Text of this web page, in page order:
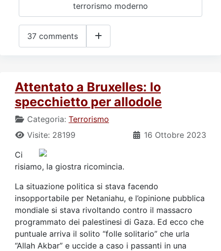
terrorismo moderno
37 comments
Attentato a Bruxelles: lo
specchietto per allodole
Categoria: Terrorismo
16 Ottobre 2023
Visite: 28199
Ci
risiamo, la giostra ricomincia.
La situazione politica si stava facendo
insopportabile per Netaniahu, e l’opinione pubblica
mondiale si stava rivoltando contro il massacro
programmato dei palestinesi di Gaza. Ed ecco che
puntuale arriva il solito “folle solitario” che urla
“Allah Akbar” e uccide a caso i passanti in una